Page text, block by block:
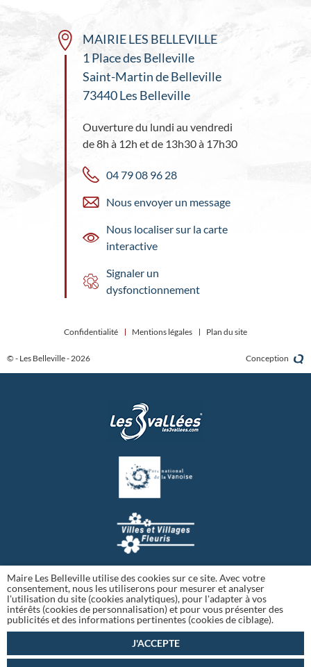
MAIRIE LES BELLEVILLE
1 Place des Belleville
Saint-Martin de Belleville
73440 Les Belleville
Ouverture du lundi au vendredi
de 8h à 12h et de 13h30 à 17h30
04 79 08 96 28
Nous envoyer un message
Nous localiser sur la carte
interactive
Signaler un
dysfonctionnement
© - Les Belleville - 2026
Confidentialité Mentions légales Plan du site
Conception
Maire Les Belleville utilise des cookies sur ce site. Avec votre
consentement, nous les utiliserons pour mesurer et analyser
l'utilisation du site (cookies analytiques), pour l'adapter à vos
intérêts (cookies de personnalisation) et pour vous présenter des
publicités et des informations pertinentes (cookies de ciblage).
J'ACCEPTE